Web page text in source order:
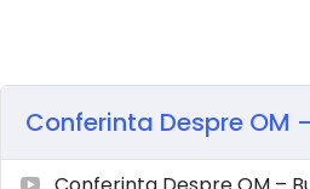
Conferinta Despre OM